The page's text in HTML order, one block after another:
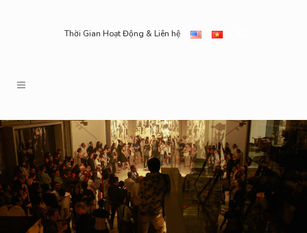
Thời Gian Hoạt Động & Liên hệ